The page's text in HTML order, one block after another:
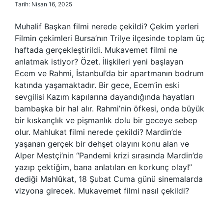
Tarih: Nisan 16, 2025
Muhalif Başkan filmi nerede çekildi? Çekim yerleri
Filmin çekimleri Bursa’nın Trilye ilçesinde toplam üç
haftada gerçekleştirildi. Mukavemet filmi ne
anlatmak istiyor? Özet. İlişkileri yeni başlayan
Ecem ve Rahmi, İstanbul’da bir apartmanın bodrum
katında yaşamaktadır. Bir gece, Ecem’in eski
sevgilisi Kazım kapılarına dayandığında hayatları
bambaşka bir hal alır. Rahmi’nin öfkesi, onda büyük
bir kıskançlık ve pişmanlık dolu bir geceye sebep
olur. Mahlukat filmi nerede çekildi? Mardin’de
yaşanan gerçek bir dehşet olayını konu alan ve
Alper Mestçi’nin “Pandemi krizi sırasında Mardin’de
yazıp çektiğim, bana anlatılan en korkunç olay!”
dediği Mahlûkat, 18 Şubat Cuma günü sinemalarda
vizyona girecek. Mukavemet filmi nasıl çekildi?